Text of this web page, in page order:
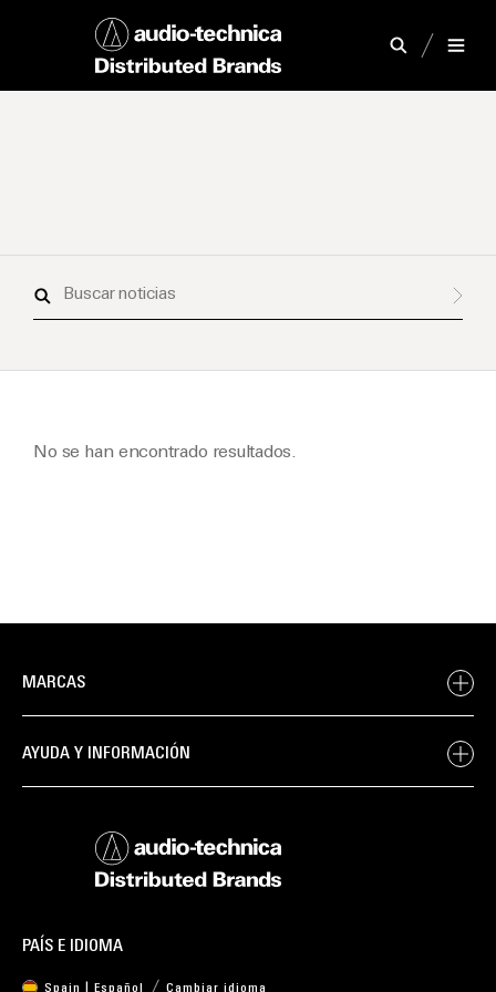
Buscar
No se han encontrado resultados.
MARCAS
AYUDA Y INFORMACIÓN
PAÍS E IDIOMA
Spain | Español Cambiar idioma